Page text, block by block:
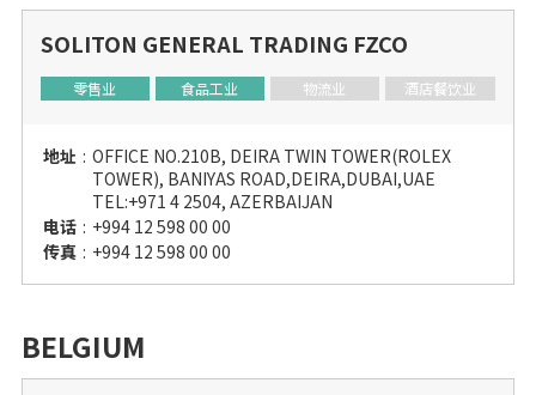
SOLITON GENERAL TRADING FZCO
零售业 食品工业 物流业 酒店餐饮业
地址 : OFFICE NO.210B, DEIRA TWIN TOWER(ROLEX
TOWER), BANIYAS ROAD,DEIRA,DUBAI,UAE
TEL:+971 4 2504, AZERBAIJAN
电话 : +994 12 598 00 00
传真 : +994 12 598 00 00
BELGIUM